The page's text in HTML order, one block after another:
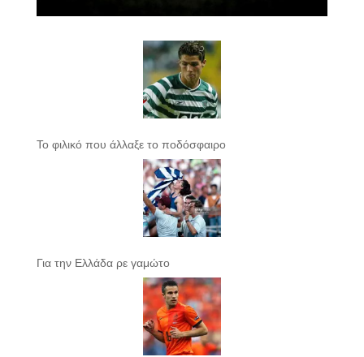
Το φιλικό που άλλαξε το ποδόσφαιρο
Για την Ελλάδα ρε γαμώτο